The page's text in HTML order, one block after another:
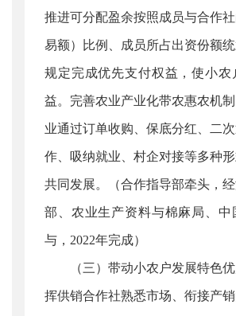
推进可分配盈余按照成员与合作
易额）比例、成员所占出资份额
规定完成优先支付权益，使小农
益。完善农业产业化带农惠农机
业通过订单收购、保底分红、二
作、吸纳就业、村企对接等多种
共同发展。（合作指导部牵头，
部、农业生产资料与棉麻局、中
与，2022年完成）
（三）带动小农户发展特色
挥供销合作社熟悉市场、衔接产